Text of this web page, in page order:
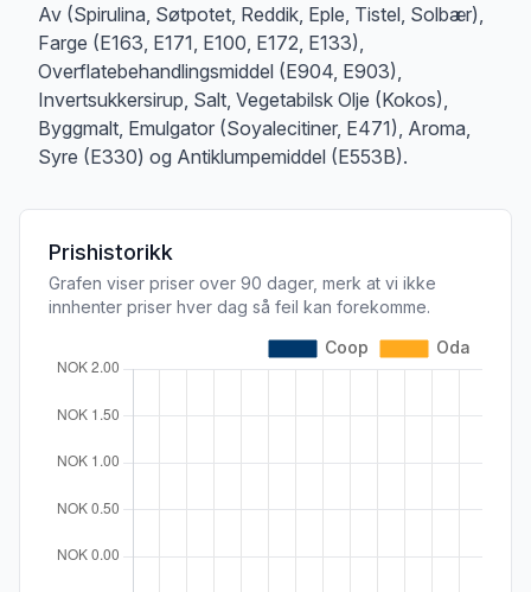
Av (Spirulina, Søtpotet, Reddik, Eple, Tistel, Solbær),
Farge (E163, E171, E100, E172, E133),
Overflatebehandlingsmiddel (E904, E903),
Invertsukkersirup, Salt, Vegetabilsk Olje (Kokos),
Byggmalt, Emulgator (Soyalecitiner, E471), Aroma,
Syre (E330) og Antiklumpemiddel (E553B).
Prishistorikk
Grafen viser priser over 90 dager, merk at vi ikke
innhenter priser hver dag så feil kan forekomme.